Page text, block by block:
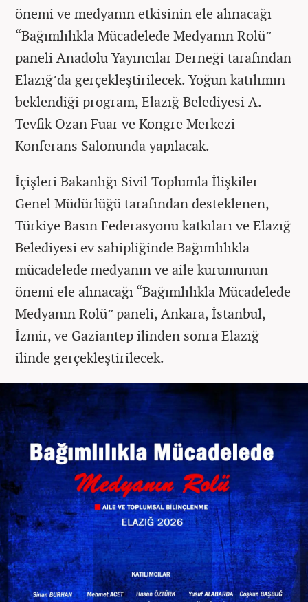
önemi ve medyanın etkisinin ele alınacağı
“Bağımlılıkla Mücadelede Medyanın Rolü”
paneli Anadolu Yayıncılar Derneği tarafından
Elazığ’da gerçekleştirilecek. Yoğun katılımın
beklendiği program, Elazığ Belediyesi A.
Tevfik Ozan Fuar ve Kongre Merkezi
Konferans Salonunda yapılacak.
İçişleri Bakanlığı Sivil Toplumla İlişkiler
Genel Müdürlüğü tarafından desteklenen,
Türkiye Basın Federasyonu katkıları ve Elazığ
Belediyesi ev sahipliğinde Bağımlılıkla
mücadelede medyanın ve aile kurumunun
önemi ele alınacağı “Bağımlılıkla Mücadelede
Medyanın Rolü” paneli, Ankara, İstanbul,
İzmir, ve Gaziantep ilinden sonra Elazığ
ilinde gerçekleştirilecek.